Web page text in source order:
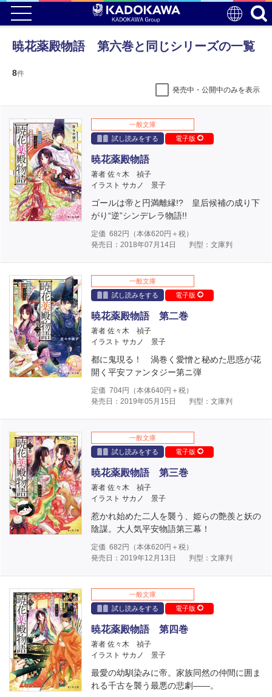
暁花薬殿物語 第六巻と同じシリーズの一覧
8件
発売中・公開中のみを表示
一般文庫
試し読みをする
電子版
暁花薬殿物語
著者 佐々木 禎子
イラスト サカノ 景子
ゴールは帝と円満離縁!? 皇后候補の成り下
がり“逆”シンデレラ物語!!
定価 682 円（本体620円＋税）
発売日：2018年07月14日
判型：文庫判
一般文庫
試し読みをする
電子版
暁花薬殿物語 第二巻
著者 佐々木 禎子
イラスト サカノ 景子
都に鬼現る！ 渦巻く愛憎と秘めた思惑が花
開く平安ファンタジー第ニ弾
定価 704円（本体640円＋税）
発売日：2019年05月15日
判型：文庫判
一般文庫
試し読みをする
電子版
暁花薬殿物語 第三巻
著者 佐々木 禎子
イラスト サカノ 景子
惹かれ始めた二人を襲う、姫らの艶羨と妖の
陰謀。大人気平安物語第三幕！
定価 682 円（本体620円＋税）
発売日：2019年12月13日
判型：文庫判
一般文庫
試し読みをする
電子版
暁花薬殿物語 第四巻
著者 佐々木 禎子
イラスト サカノ 景子
最愛の幼馴染みに帝。家族同然の仲間に囲ま
れる千古を襲う最悪の悲劇――。